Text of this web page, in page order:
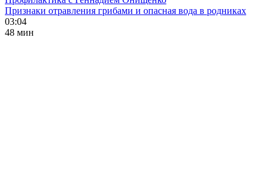
Признаки отравления грибами и опасная вода в родниках
03:04
48 мин